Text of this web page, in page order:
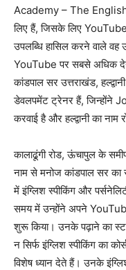
Academy – The English
लिए हैं, जिसके लिए
उपलब्धि हासिल करने वाले
YouTube पर सबसे अधिक
कांडपाल सर उत्तराखंड,
डेवलपमेंट ट्रेनर हैं, जिन्होंने
करवाई है और हल्द्वानी का नाम
कालाढूंगी रोड, ऊंचापुल के
नाम से मनोज कांडपाल सर का
में इंग्लिश स्पीकिंग और
समय में उन्होंने अपने
शुरू किया। उनके पढ़ाने का
न सिर्फ इंग्लिश स्पीकिंग का
विशेष ध्यान देते हैं। उनके